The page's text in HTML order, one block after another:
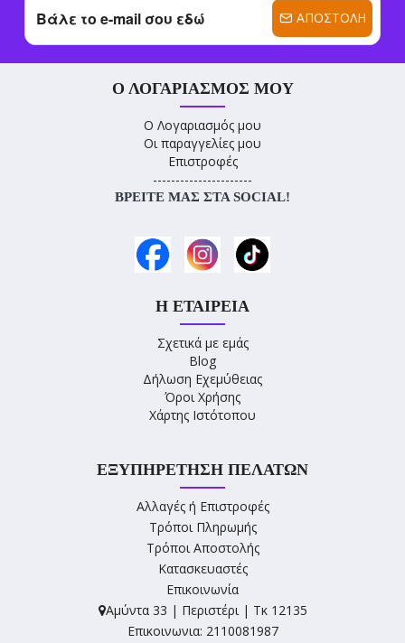
ΑΠΟΣΤΟΛΉ
Ο ΛΟΓΑΡΙΑΣΜΌΣ ΜΟΥ
Ο Λογαριασμός μου
Οι παραγγελίες μου
Επιστροφές
----------------------
ΒΡΕΊΤΕ ΜΑΣ ΣΤΑ SOCIAL!
Η ΕΤΑΙΡΕΊΑ
Σχετικά με εμάς
Blog
Δήλωση Εχεμύθειας
Όροι Χρήσης
Χάρτης Ιστότοπου
ΕΞΥΠΗΡΈΤΗΣΗ ΠΕΛΑΤΏΝ
Αλλαγές ή Επιστροφές
Τρόποι Πληρωμής
Τρόποι Αποστολής
Κατασκευαστές
Επικοινωνία
Αμύντα 33 | Περιστέρι | Τκ 12135
Επικοινωνια: 2110081987